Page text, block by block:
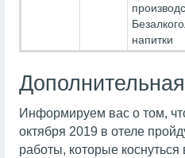
напитки
Информируем вас о том,
октября 2019 в отеле
работы, которые